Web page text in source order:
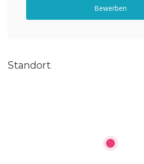
Bewerben
Standort